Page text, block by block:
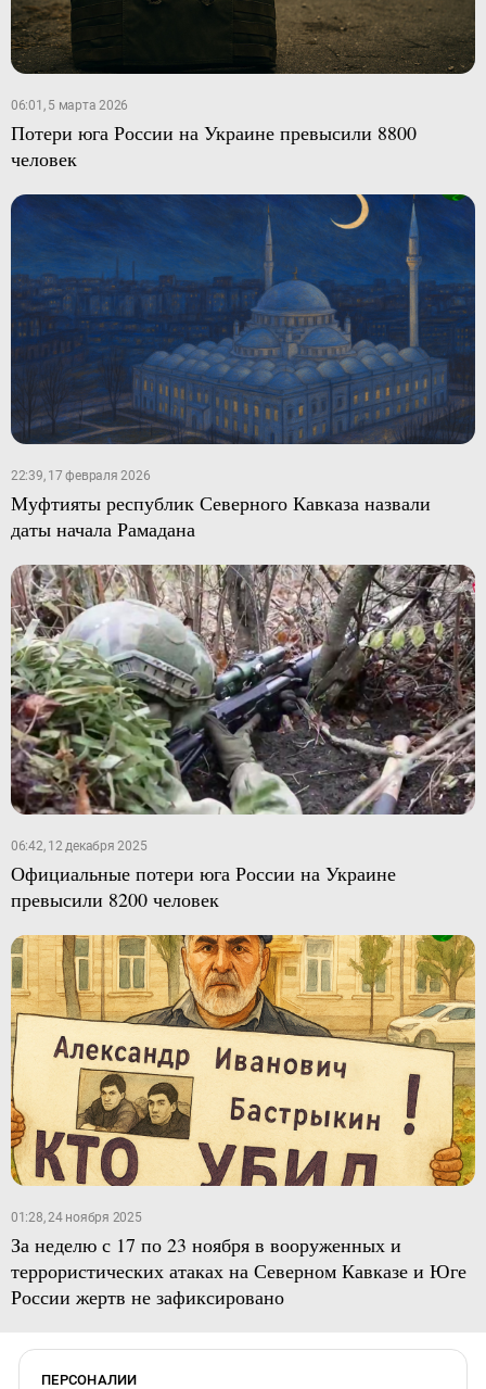
06:01, 5 марта 2026
Потери юга России на Украине превысили 8800
человек
22:39, 17 февраля 2026
Муфтияты республик Северного Кавказа назвали
даты начала Рамадана
06:42, 12 декабря 2025
Официальные потери юга России на Украине
превысили 8200 человек
01:28, 24 ноября 2025
За неделю с 17 по 23 ноября в вооруженных и
террористических атаках на Северном Кавказе и Юге
России жертв не зафиксировано
ПЕРСОНАЛИИ